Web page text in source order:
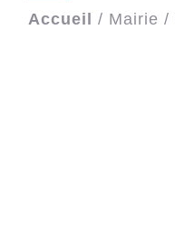
Accueil / Mairie /